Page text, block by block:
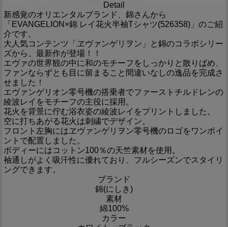
Detail
新感覚のオリエンタルブランド、錦さんから
「EVANGELION×錦 レイ花火半袖Tシャツ(526358)」のご紹
介です。
大人気コンテンツ「ヱヴァンゲリヲン」と錦のコラボシリー
ズから、最新作が登場！！
エヴァの世界観の中に和のモチーフをしっかりと散りばめ、
ファンならずとも目に留まること間違いなしの逸品を完成さ
せました！
エヴァンゲリオン零号機の搭乗者でファーストチルドレンの
綾波レイをモチーフの主役に採用。
花火を背景に佇む浴衣姿の綾波レイをプリントしました。
空に打ちあがる花火は刺繍でデザイン。
フロント左胸にはヱヴァンゲリヲン零号機のロゴをワンポイ
ントで配置しました。
ボディーにはコットン100％の天竺素材を使用。
袖通しがよく吸汗性に優れており、フルシーズンでスタイリ
ングできます。
ブランド
錦(にしき)
素材
綿100%
カラー